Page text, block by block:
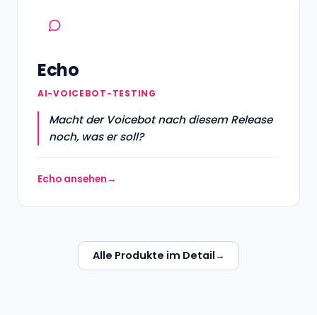
Echo
AI-VOICEBOT-TESTING
Macht der Voicebot nach diesem Release
noch, was er soll?
Echo ansehen
Alle Produkte im Detail